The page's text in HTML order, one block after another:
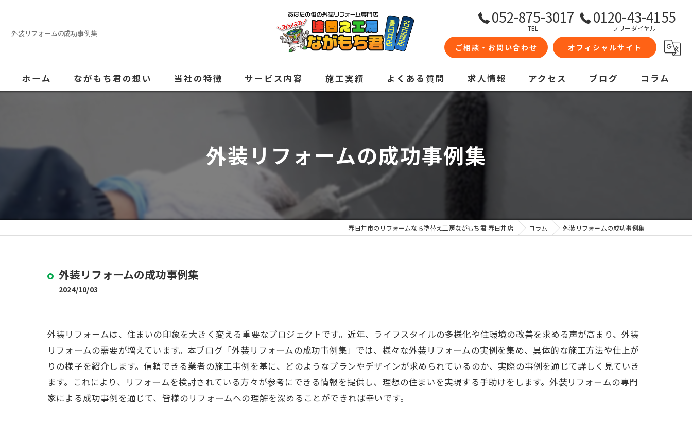
外装リフォームの成功事例集
052-875-3017
TEL
0120-43-4155
フリーダイヤル
ご相談・お問い合わせ オフィシャルサイト
ホーム ながもち君の想い 当社の特徴 サービス内容 施工実績 よくある質問 求人情報 アクセス ブログ コラム
外装リフォームの成功事例集
春日井市のリフォームなら塗替え工房ながもち君 春日井店 コラム 外装リフォームの成功事例集
外装リフォームの成功事例集
2024/10/03
外装リフォームは、住まいの印象を大きく変える重要なプロジェクトです。近年、ライフスタイルの多様化や住環境の改善を求める声が高まり、外装
リフォームの需要が増えています。本ブログ「外装リフォームの成功事例集」では、様々な外装リフォームの実例を集め、具体的な施工方法や仕上が
りの様子を紹介します。信頼できる業者の施工事例を基に、どのようなプランやデザインが求められているのか、実際の事例を通じて詳しく見ていき
ます。これにより、リフォームを検討されている方々が参考にできる情報を提供し、理想の住まいを実現する手助けをします。外装リフォームの専門
家による成功事例を通じて、皆様のリフォームへの理解を深めることができれば幸いです。